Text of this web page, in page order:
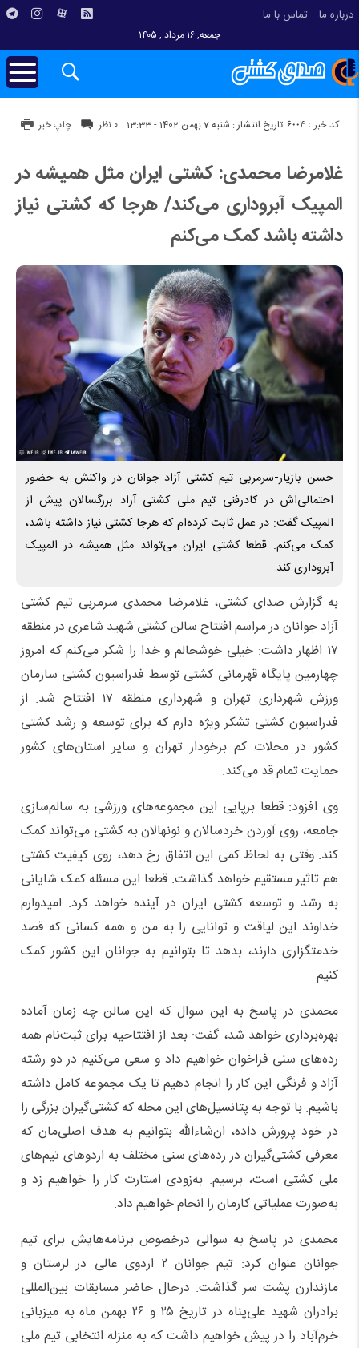
درباره ما تماس با ما
جمعه, ۱۶ مرداد , ۱۴۰۵
تاریخ انتشار : شنبه 7 بهمن 1402 - 13:33 کد خبر : 6004 چاپ خبر ۰ نظر
غلامرضا محمدی: کشتی ایران مثل همیشه در
المپیک آبروداری می‌کند/ هرجا که کشتی نیاز
داشته باشد کمک می‌کنم
حسن بازیار-سرمربی تیم کشتی آزاد جوانان در واکنش به حضور
احتمالی‌اش در کادرفنی تیم ملی کشتی آزاد بزرگسالان پیش از
المپیک گفت: در عمل ثابت کرده‌ام که هرجا کشتی نیاز داشته باشد،
کمک می‌کنم. قطعا کشتی ایران می‌تواند مثل همیشه در المپیک
آبروداری کند.
به گزارش صدای کشتی، غلامرضا محمدی سرمربی تیم کشتی
آزاد جوانان در مراسم افتتاح سالن کشتی شهید شاعری در منطقه
۱۷ اظهار داشت: خیلی خوشحالم و خدا را شکر می‌کنم که امروز
چهارمین پایگاه قهرمانی کشتی توسط فدراسیون کشتی سازمان
ورزش شهرداری تهران و شهرداری منطقه ۱۷ افتتاح شد. از
فدراسیون کشتی تشکر ویژه دارم که برای توسعه و رشد کشتی
کشور در محلات کم برخودار تهران و سایر استان‌های کشور
حمایت تمام قد می‌کند.
وی افزود: قطعا برپایی این مجموعه‌های ورزشی به سالم‌سازی
جامعه، روی آوردن خردسالان و نونهالان به کشتی می‌تواند کمک
کند. وقتی به لحاظ کمی این اتفاق رخ دهد، روی کیفیت کشتی
هم تاثیر مستقیم خواهد گذاشت. قطعا این مسئله کمک شایانی
به رشد و توسعه کشتی ایران در آینده خواهد کرد. امیدوارم
خداوند این لیاقت و توانایی را به من و همه کسانی که قصد
خدمتگزاری دارند، بدهد تا بتوانیم به جوانان این کشور کمک
کنیم.
محمدی در پاسخ به این سوال که این سالن چه زمان آماده
بهره‌برداری خواهد شد، گفت: بعد از افتتاحیه برای ثبت‌نام همه
رده‌های سنی‌ فراخوان خواهیم داد و سعی می‌کنیم در دو رشته
آزاد و فرنگی این کار را انجام دهیم تا یک مجموعه کامل داشته
باشیم. با توجه به پتانسیل‌های این محله که کشتی‌گیران بزرگی را
در خود پرورش داده، ان‌شاءالله بتوانیم به هدف اصلی‌مان که
معرفی کشتی‌گیران در رده‌های سنی مختلف به اردوهای تیم‌های
ملی کشتی است، برسیم. به‌زودی استارت کار را خواهیم زد و
به‌صورت عملیاتی کارمان را انجام خواهیم داد.
محمدی در پاسخ به سوالی درخصوص برنامه‌هایش برای تیم
جوانان عنوان کرد: تیم جوانان ۲ اردوی عالی در لرستان و
مازندارن پشت سر گذاشت. درحال حاضر مسابقات بین‌المللی
برادران شهید علی‌پناه در تاریخ ۲۵ و ۲۶ بهمن ماه به میزبانی
خرم‌آباد را در پیش خواهیم داشت که به منزله انتخابی تیم ملی